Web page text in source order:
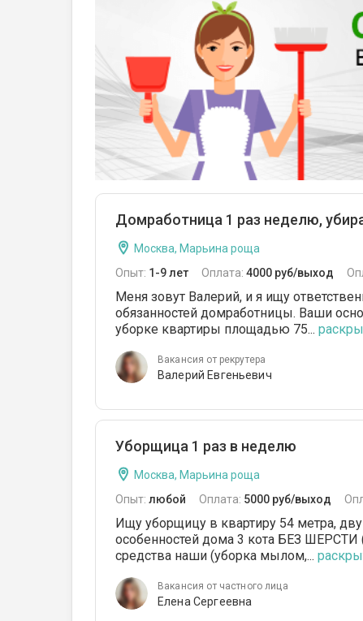
Домработница 1 раз неделю,
Москва, Марьина роща
Опыт: 1-9 лет Оплата: 4000 руб/выход
Меня зовут Валерий, и я ищу
обязанностей домработницы. Ваши
уборке квартиры площадью 75...
Вакансия от рекрутера
Валерий Евгеньевич
Уборщица 1 раз в неделю
Москва, Марьина роща
Опыт: любой Оплата: 5000 руб/выход
Ищу уборщицу в квартиру 54 метра,
особенностей дома 3 кота БЕЗ ШЕРСТИ
средства наши (уборка мылом,...
Вакансия от частного лица
Елена Сергеевна